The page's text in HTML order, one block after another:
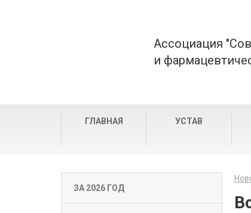
Ассоциация
и
ГЛАВНАЯ УСТАВ
ЗА 2026 ГОД